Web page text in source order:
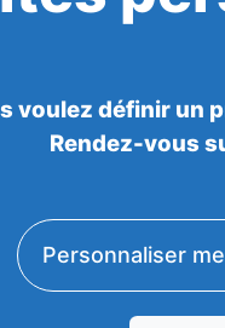
voulez définir un
Rendez-vous
Personnaliser